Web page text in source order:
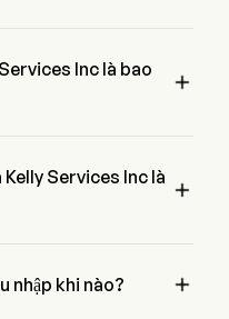
Inc là bao

Services Inc là 
nhập khi nào? 